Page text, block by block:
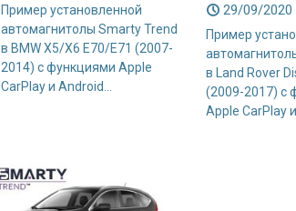
Пример установленной
автомагнитолы Smarty Trend
в BMW X5/X6 E70/E71 (2007-
2014) с функциями Apple
CarPlay и Android...
29/09/2020
Пример
в Land Rover
(2009-2017) с
Apple CarPlay